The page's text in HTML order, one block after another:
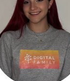
Andrea Balderas